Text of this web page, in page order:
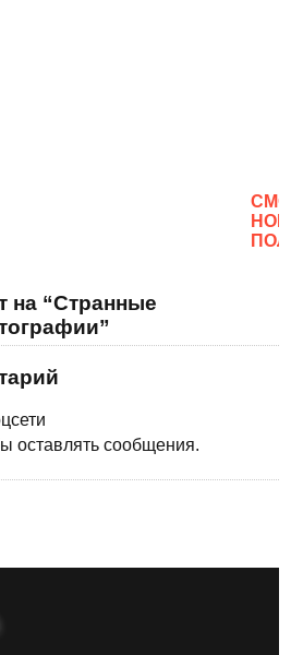
на “Странные
оставлять сообщения.